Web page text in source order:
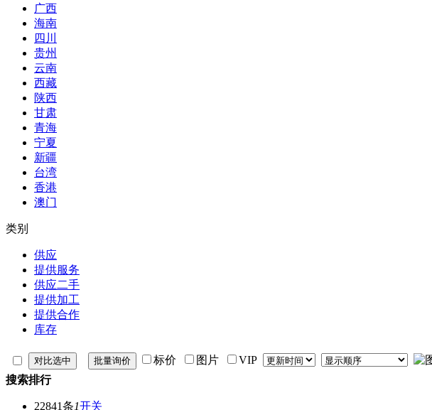
广西
海南
四川
贵州
云南
西藏
陕西
甘肃
青海
宁夏
新疆
台湾
香港
澳门
类别
供应
提供服务
供应二手
提供加工
提供合作
库存
标价 图片
VIP
搜索排行
22841条1开关